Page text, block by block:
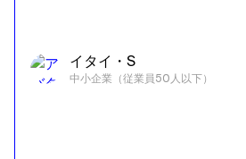
イタイ・S
中小企業（従業員50人以下）